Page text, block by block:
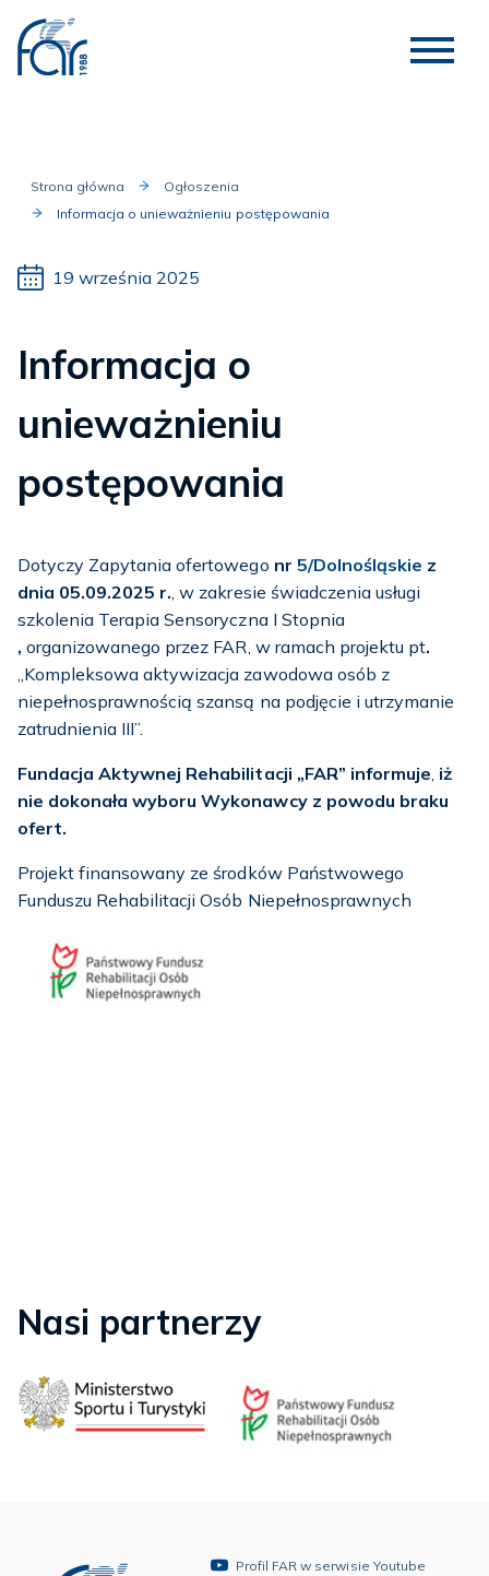
Strona główna
Ogłoszenia
Informacja o unieważnieniu postępowania
19 września 2025
Informacja o
unieważnieniu
postępowania
Dotyczy Zapytania ofertowego nr 5/Dolnośląskie z
dnia 05.09.2025 r. , w zakresie świadczenia usługi
szkolenia Terapia Sensoryczna I Stopnia
, organizowanego przez FAR, w ramach projektu pt.
„Kompleksowa aktywizacja zawodowa osób z
niepełnosprawnością szansą na podjęcie i utrzymanie
zatrudnienia III”.
Fundacja Aktywnej Rehabilitacji „FAR” informuje iż
nie dokonała wyboru Wykonawcy z powodu braku
ofert.
Projekt finansowany ze środków Państwowego
Funduszu Rehabilitacji Osób Niepełnosprawnych
Nasi partnerzy
Profil FAR w serwisie Youtube